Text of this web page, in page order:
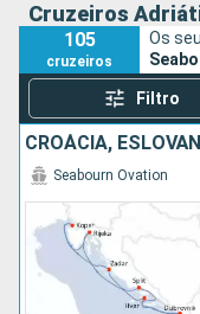
Cruzeiros
105
cruzeiros
Os
Filtro
CROÁCIA,
Seabourn Ovation